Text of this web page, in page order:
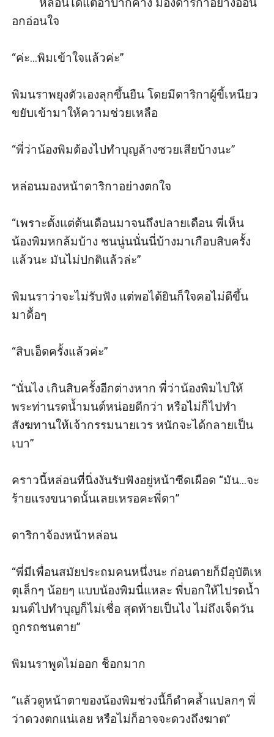
อกอ่อนใจ
“ค่ะ...พิมเข้าใจแล้วค่ะ”
พิมนราพยุงตัวเองลุกขึ้นยืน โดยมีดาริกาผู้ขี้เหนียว
ขยับเข้ามาให้ความช่วยเหลือ
“พี่ว่าน้องพิมต้องไปทำบุญล้างซวยเสียบ้างนะ”
หล่อนมองหน้าดาริกาอย่างตกใจ
“เพราะตั้งแต่ต้นเดือนมาจนถึงปลายเดือน พี่เห็น
น้องพิมหกล้มบ้าง ชนนู่นนั่นนี่บ้างมาเกือบสิบครั้ง
แล้วนะ มันไม่ปกติแล้วล่ะ”
พิมนราว่าจะไม่รับฟัง แต่พอได้ยินก็ใจคอไม่ดีขึ้น
มาดื้อๆ
“สิบเอ็ดครั้งแล้วค่ะ”
“นั่นไง เกินสิบครั้งอีกต่างหาก พี่ว่าน้องพิมไปให้
พระท่านรดน้ำมนต์หน่อยดีกว่า หรือไม่ก็ไปทำ
สังฆทานให้เจ้ากรรมนายเวร หนักจะได้กลายเป็น
เบา”
คราวนี้หล่อนที่นิ่งงันรับฟังอยู่หน้าซีดเผือด “มัน...จะ
ร้ายแรงขนาดนั้นเลยเหรอคะพี่ดา”
ดาริกาจ้องหน้าหล่อน
“พี่มีเพื่อนสมัยประถมคนหนึ่งนะ ก่อนตายก็มีอุบัติเห
ตุเล็กๆ น้อยๆ แบบน้องพิมนี่แหละ พี่บอกให้ไปรดน้ำ
มนต์ไปทำบุญก็ไม่เชื่อ สุดท้ายเป็นไง ไม่ถึงเจ็ดวัน
ถูกรถชนตาย”
พิมนราพูดไม่ออก ช็อกมาก
“แล้วดูหน้าตาของน้องพิมช่วงนี้ก็ดำคล้ำแปลกๆ พี่
ว่าดวงตกแน่เลย หรือไม่ก็อาจจะดวงถึงฆาต”